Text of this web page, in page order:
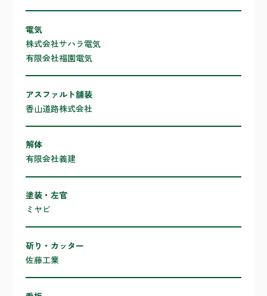
電気
株式会社サハラ電気
有限会社福園電気
アスファルト舗装
香山道路株式会社
解体
有限会社義建
塗装・左官
ミヤビ
斫り・カッター
佐藤工業